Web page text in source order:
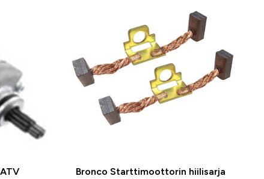
Bronco Starttimoottorin hiilisarja